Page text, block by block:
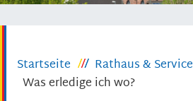
Startseite Rathaus & Service
Was erledige ich wo?